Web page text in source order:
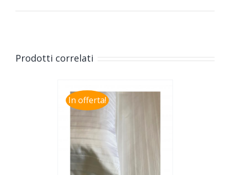
Prodotti correlati
In offerta!